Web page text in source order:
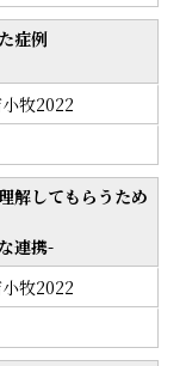
症例
牧2022
解してもらうため
連携-
牧2022